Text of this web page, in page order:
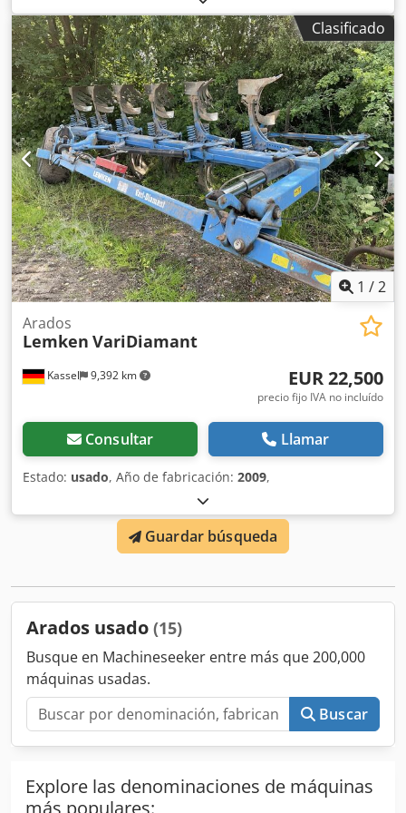
430, 1 par de puntas de reja HD, 1 par de chapas
insertables para STW 35, 1 par de soportes para rueda de
disco, rueda de disco D 500 dentada y con suspensión,
preparación para Be Dcjderxtbiepfx Ahiok
Clasificado
1 /2
Kassel 9,392 km
Arados
Lemken VariDiamant
EUR 22,500
precio fijo IVA no incluído
Consultar Llamar
Estado: usado, Año de fabricación: 2009,
Guardar búsqueda
Arados usado (15)
Busque en Machineseeker entre más que 200,000
máquinas usadas.
Buscar
Explore las denominaciones de máquinas